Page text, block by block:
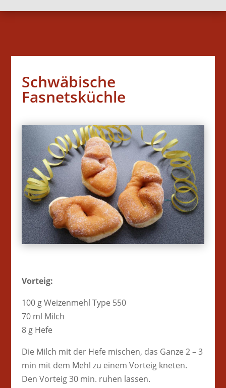
Schwäbische
Fasnetsküchle
Vorteig:
100 g Weizenmehl Type 550
70 ml Milch
8 g Hefe
Die Milch mit der Hefe mischen, das Ganze 2 – 3
min mit dem Mehl zu einem Vorteig kneten.
Den Vorteig 30 min. ruhen lassen.